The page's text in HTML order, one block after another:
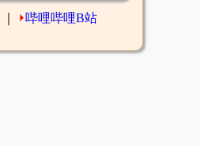
⏵哔哩哔哩B站